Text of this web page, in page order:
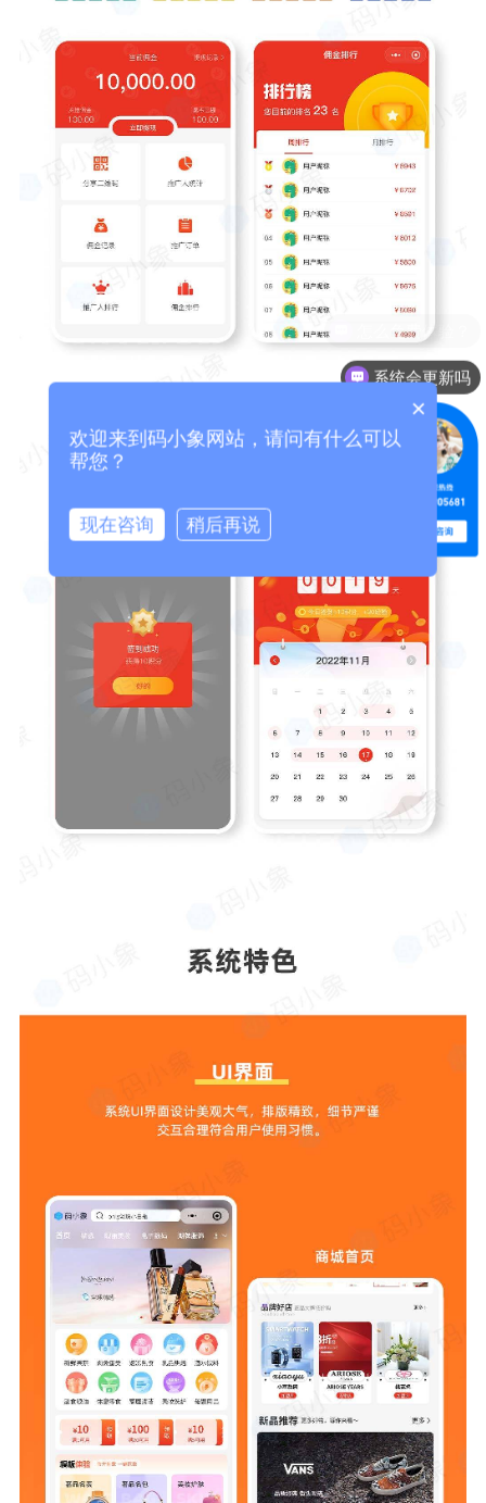
系统会更新吗
×
欢迎来到码小象网站，请问有什么可以
帮您？
现在咨询 稍后再说